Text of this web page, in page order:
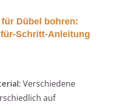
Dübel bohren:
Schritt-Anleitung
: Verschiedene
auf